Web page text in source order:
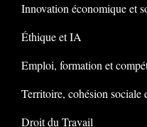
Innovation économique et
Éthique et IA
Emploi, formation et
Territoire, cohésion sociale
Droit du Travail